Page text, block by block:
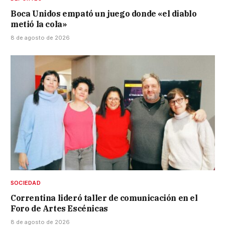
Boca Unidos empató un juego donde «el diablo
metió la cola»
8 de agosto de 2026
SOCIEDAD
Correntina lideró taller de comunicación en el
Foro de Artes Escénicas
8 de agosto de 2026